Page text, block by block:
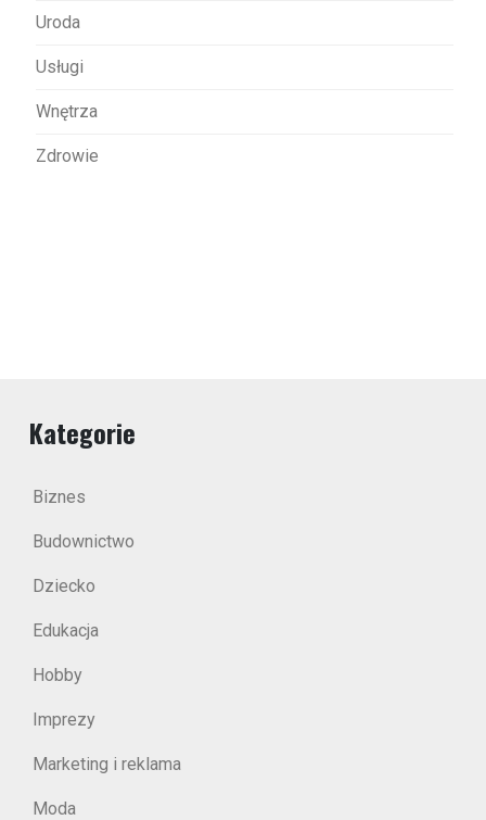
Uroda
Usługi
Wnętrza
Zdrowie
Kategorie
Biznes
Budownictwo
Dziecko
Edukacja
Hobby
Imprezy
Marketing i reklama
Moda